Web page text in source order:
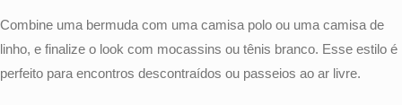
Combine uma bermuda com uma camisa polo ou uma camisa de
linho, e finalize o look com mocassins ou tênis branco. Esse estilo é
perfeito para encontros descontraídos ou passeios ao ar livre.